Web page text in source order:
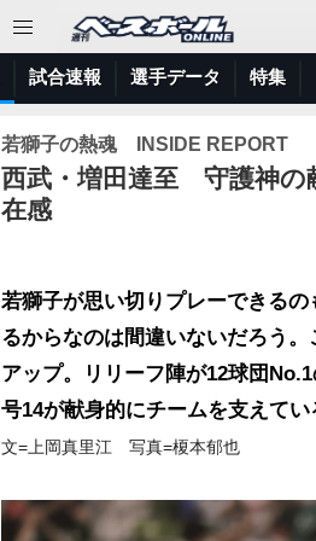
試合速報 選手データ 特集
若獅子の熱魂 INSIDE REPORT
西武・増田達至 守護神
在感
若獅子が思い切りプレーできる
るからなのは間違いないだろう
アップ。リリーフ陣が12球団
号14が献身的にチームを支えてい
文=上岡真里江 写真=榎本郁也